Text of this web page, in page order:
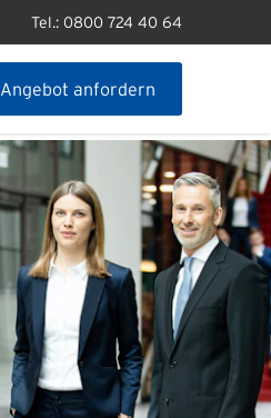
Tel.: 0800 724 40 64
Angebot anfordern